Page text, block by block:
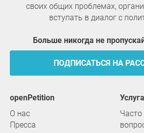
своих общих проблемах,
вступать в диалог с
Больше никогда не
ПОДПИСАТЬСЯ НА
openPetition
О нас
Пресса
услуга